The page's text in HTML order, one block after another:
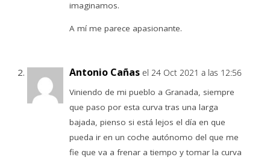
imaginamos.
A mí me parece apasionante.
Antonio Cañas el 24 Oct 2021 a las 12:56
Viniendo de mi pueblo a Granada, siempre
que paso por esta curva tras una larga
bajada, pienso si está lejos el día en que
pueda ir en un coche autónomo del que me
fie que va a frenar a tiempo y tomar la curva